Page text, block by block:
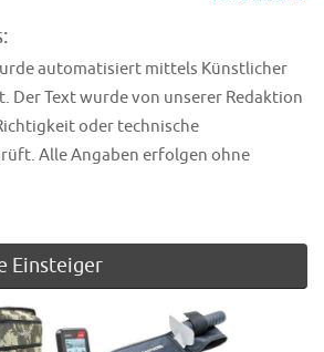
automatisiert mittels Künstlicher
Der Text wurde von unserer Redaktion
oder technische
Alle Angaben erfolgen ohne
Einsteiger